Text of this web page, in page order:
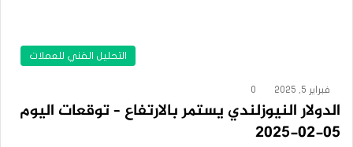
التحليل الفني للعملات
فبراير 5, 2025 0
الدولار النيوزلندي يستمر بالارتفاع – توقعات اليوم
05-02-2025